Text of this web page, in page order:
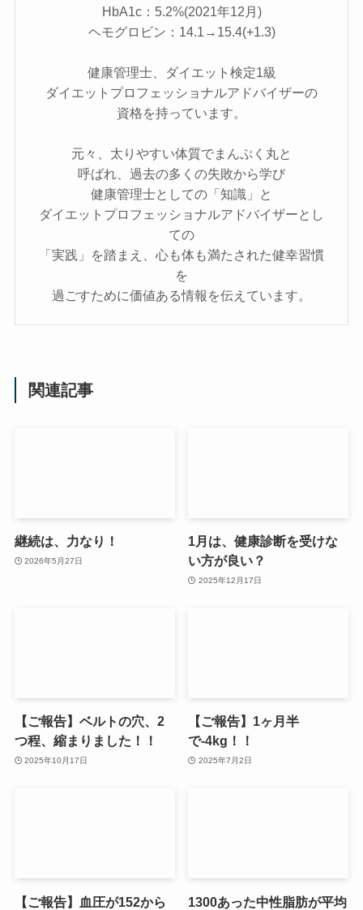
HbA1c：5.2%(2021年12月)
ヘモグロビン：14.1→15.4(+1.3)
健康管理士、ダイエット検定1級
ダイエットプロフェッショナルアドバイザーの
資格を持っています。
元々、太りやすい体質でまんぷく丸と
呼ばれ、過去の多くの失敗から学び
健康管理士としての「知識」と
ダイエットプロフェッショナルアドバイザーとし
ての
「実践」を踏まえ、心も体も満たされた健幸習慣
を
過ごすために価値ある情報を伝えています。
関連記事
継続は、力なり！
2026年5月27日
1月は、健康診断を受けな
い方が良い？
2025年12月17日
【ご報告】ベルトの穴、2
つ程、縮まりました！！
2025年10月17日
【ご報告】1ヶ月半
で-4kg！！
2025年7月2日
【ご報告】血圧が152から
1300あった中性脂肪が平均